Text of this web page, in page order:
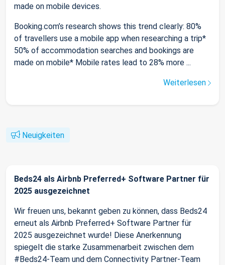
made on mobile devices.
Booking.com’s research shows this trend clearly: 80%
of travellers use a mobile app when researching a trip*
50% of accommodation searches and bookings are
made on mobile* Mobile rates lead to 28% more ...
Weiterlesen
Neuigkeiten
Beds24 als Airbnb Preferred+ Software Partner für
2025 ausgezeichnet
Wir freuen uns, bekannt geben zu können, dass Beds24
erneut als Airbnb Preferred+ Software Partner für
2025 ausgezeichnet wurde! Diese Anerkennung
spiegelt die starke Zusammenarbeit zwischen dem
#Beds24-Team und dem Connectivity Partner-Team